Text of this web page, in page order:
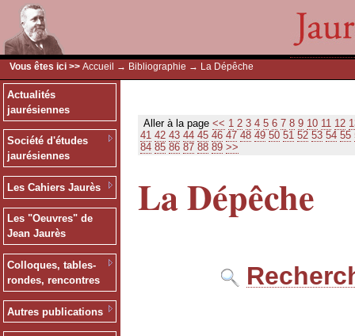
Vous êtes ici >> Accueil → Bibliographie → La Dépêche
Actualités
jaurésiennes
Société d'études
jaurésiennes
Les Cahiers Jaurès
Les "Oeuvres" de
Jean Jaurès
Colloques, tables-
rondes, rencontres
Autres publications
Aller à la page << 1 2 3 4 5 6 7 8 9 10 11 12
41 42 43 44 45 46 47 48 49 50 51 52 53 54 55
84 85 86 87 88 89 >>
La Dépêche